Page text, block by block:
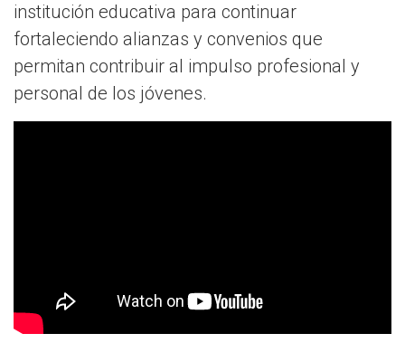
institución educativa para continuar
fortaleciendo alianzas y convenios que
permitan contribuir al impulso profesional y
personal de los jóvenes.